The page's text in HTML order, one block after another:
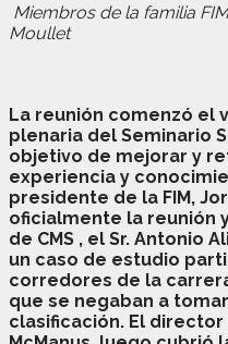
Miembros de la familia
Moullet
La reunión comenzó el
plenaria del Seminario
objetivo de mejorar y
experiencia y
presidente de la FIM,
oficialmente la reunión
de CMS , el Sr. Antonio
un caso de estudio
corredores de la
que se negaban a
clasificación. El director